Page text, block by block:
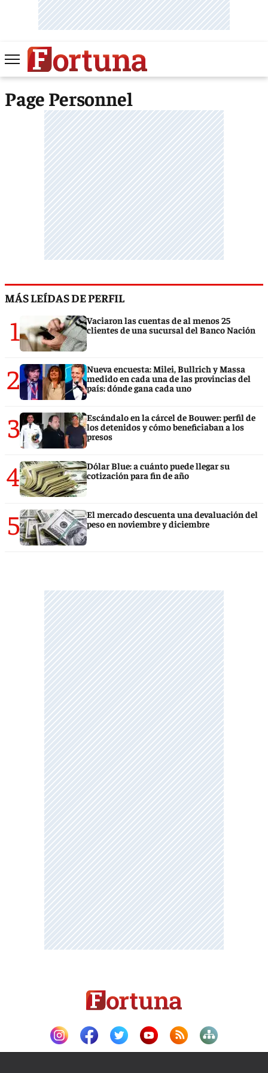
Page Personnel
MÁS LEÍDAS DE PERFIL
1
Vaciaron las cuentas de al menos 25
clientes de una sucursal del Banco Nación
2
Nueva encuesta: Milei, Bullrich y Massa
medido en cada una de las provincias del
país: dónde gana cada uno
3
Escándalo en la cárcel de Bouwer: perfil de
los detenidos y cómo beneficiaban a los
presos
4
Dólar Blue: a cuánto puede llegar su
cotización para fin de año
5
El mercado descuenta una devaluación del
peso en noviembre y diciembre